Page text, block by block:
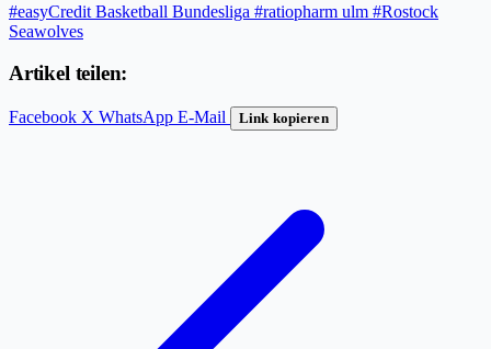
#easyCredit Basketball Bundesliga #ratiopharm ulm #Rostock
Seawolves
Artikel teilen:
Facebook X WhatsApp E-Mail Link kopieren